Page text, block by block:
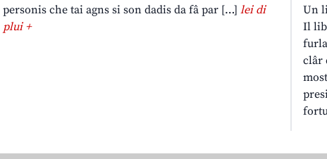
personis che tai agns si son dadis da fâ par […] lei di
plui +
Un
Il
clâr